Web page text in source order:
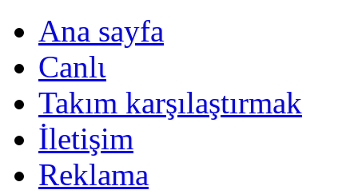
Ana sayfa
Canlι
Takım karşılaştırmak
İletişim
Reklama